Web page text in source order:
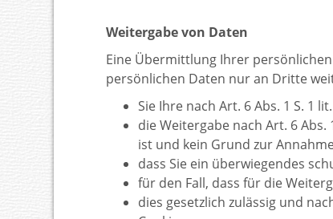
Weitergabe von Daten
Eine Übermittlung Ihrer
persönlichen Daten nur an Dritte
Sie Ihre nach Art. 6 Abs. 1 S. 1
die Weitergabe nach Art. 6
ist und kein Grund zur
dass Sie ein überwiegendes
für den Fall, dass für die
dies gesetzlich zulässig und